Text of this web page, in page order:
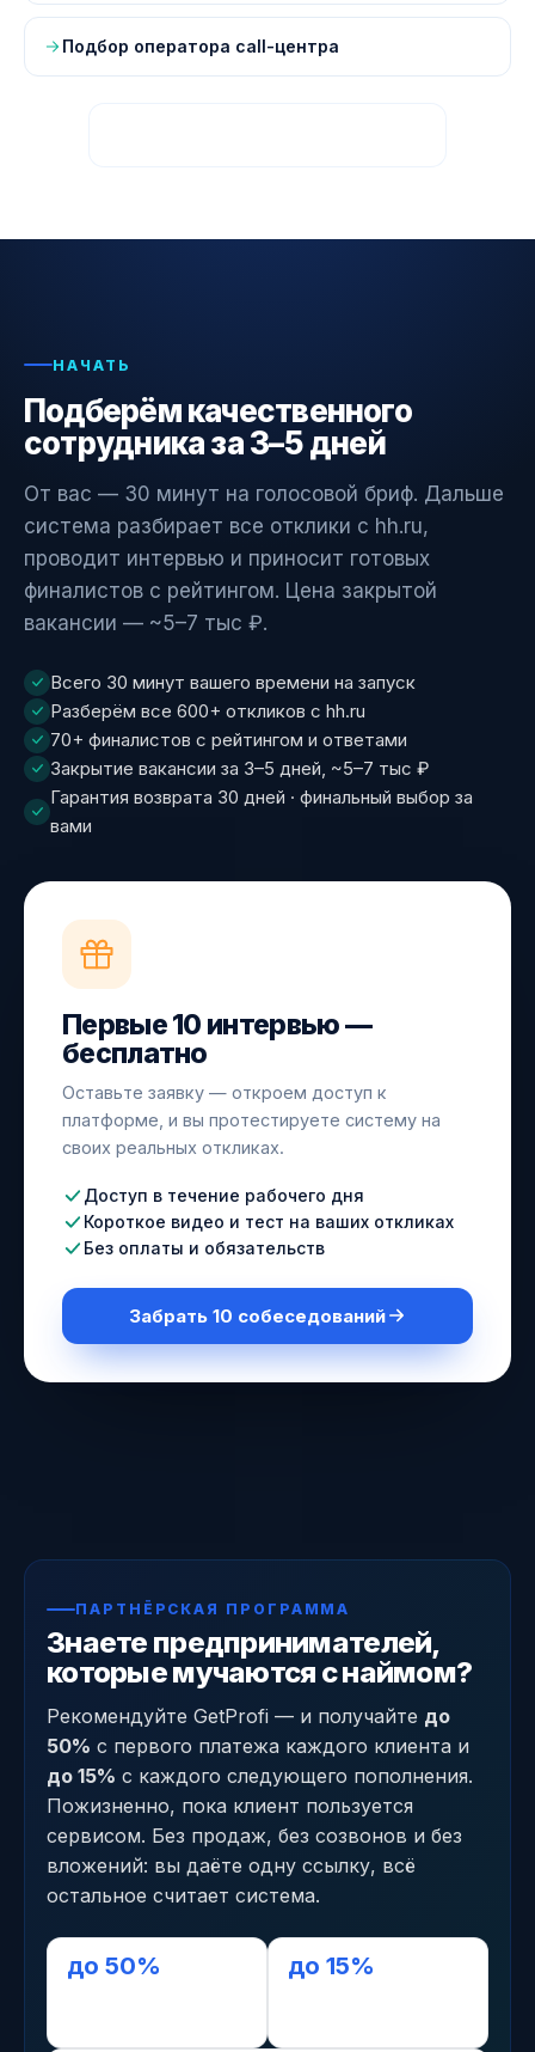
Подбор оператора call-центра
НАЧАТЬ
Подберём качественного
сотрудника за 3–5 дней
От вас — 30 минут на голосовой бриф. Дальше
система разбирает все отклики с hh.ru,
проводит интервью и приносит готовых
финалистов с рейтингом. Цена закрытой
вакансии — ~5–7 тыс ₽.
Всего 30 минут вашего времени на запуск
Разберём все 600+ откликов с hh.ru
70+ финалистов с рейтингом и ответами
Закрытие вакансии за 3–5 дней, ~5–7 тыс ₽
Гарантия возврата 30 дней · финальный выбор за
вами
Первые 10 интервью —
бесплатно
Оставьте заявку — откроем доступ к
платформе, и вы протестируете систему на
своих реальных откликах.
Доступ в течение рабочего дня
Короткое видео и тест на ваших откликах
Без оплаты и обязательств
Забрать 10 собеседований
ПАРТНЁРСКАЯ ПРОГРАММА
Знаете предпринимателей,
которые мучаются с наймом?
Рекомендуйте GetProfi — и получайте до
50% с первого платежа каждого клиента и
до 15% с каждого следующего пополнения.
Пожизненно, пока клиент пользуется
сервисом. Без продаж, без созвонов и без
вложений: вы даёте одну ссылку, всё
остальное считает система.
до 50% до 15%